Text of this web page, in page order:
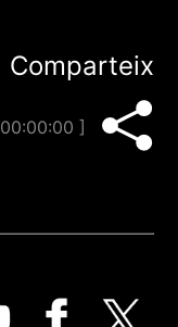
Comparteix
00:00:00 ]